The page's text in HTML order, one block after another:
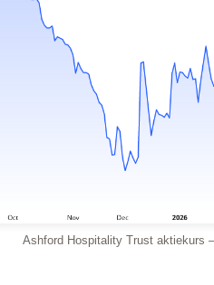
Ashford Hospitality Trust aktiekurs